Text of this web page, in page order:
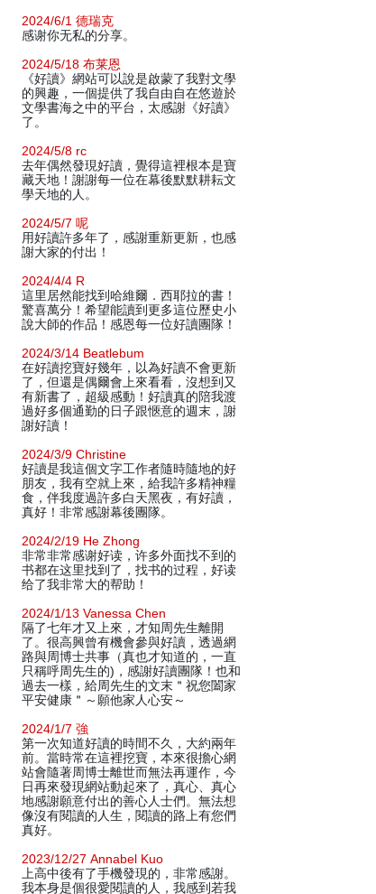
2024/6/1 德瑞克
感谢你无私的分享。
2024/5/18 布莱恩
《好讀》網站可以說是啟蒙了我對文學
的興趣，一個提供了我自由自在悠遊於
文學書海之中的平台，太感謝《好讀》
了。
2024/5/8 rc
去年偶然發現好讀，覺得這裡根本是寶
藏天地！謝謝每一位在幕後默默耕耘文
學天地的人。
2024/5/7 呢
用好讀許多年了，感謝重新更新，也感
謝大家的付出！
2024/4/4 R
這里居然能找到哈維爾．西耶拉的書！
驚喜萬分！希望能讀到更多這位歷史小
說大師的作品！感恩每一位好讀團隊！
2024/3/14 Beatlebum
在好讀挖寶好幾年，以為好讀不會更新
了，但還是偶爾會上來看看，沒想到又
有新書了，超級感動！好讀真的陪我渡
過好多個通勤的日子跟愜意的週末，謝
謝好讀！
2024/3/9 Christine
好讀是我這個文字工作者隨時隨地的好
朋友，我有空就上來，給我許多精神糧
食，伴我度過許多白天黑夜，有好讀，
真好！非常感謝幕後團隊。
2024/2/19 He Zhong
非常非常感谢好读，许多外面找不到的
书都在这里找到了，找书的过程，好读
给了我非常大的帮助！
2024/1/13 Vanessa Chen
隔了七年才又上來，才知周先生離開
了。很高興曾有機會參與好讀，透過網
路與周博士共事（真也才知道的，一直
只稱呼周先生的)，感謝好讀團隊！也和
過去一樣，給周先生的文末＂祝您闔家
平安健康＂～願他家人心安～
2024/1/7 強
第一次知道好讀的時間不久，大約兩年
前。當時常在這裡挖寶，本來很擔心網
站會隨著周博士離世而無法再運作，今
日再來發現網站動起來了，真心、真心
地感謝願意付出的善心人士們。無法想
像沒有閱讀的人生，閱讀的路上有您們
真好。
2023/12/27 Annabel Kuo
上高中後有了手機發現的，非常感謝。
我本身是個很愛閱讀的人，我感到若我